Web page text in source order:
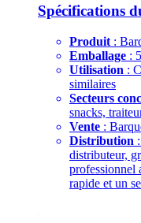
Spécifications
Produit :
Emballage :
Utilisation :
similaires
Secteurs
snacks,
Vente :
Distribution
distributeur,
professionnel
rapide et un